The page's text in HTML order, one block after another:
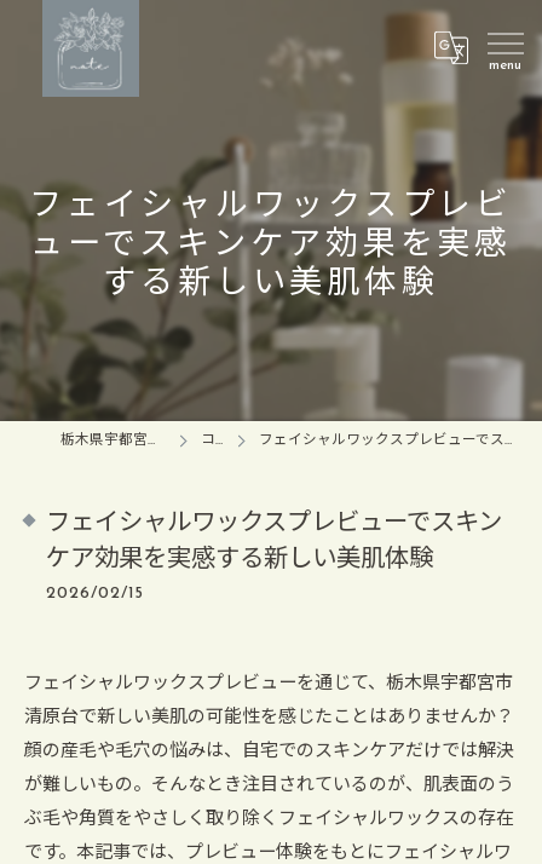
フェイシャルワックスプレビ
ューでスキンケア効果を実感
する新しい美肌体験
栃木県宇都宮のマツパならnote コラム フェイシャルワックスプレビューでスキンケア効果を実感する新しい美肌体験
フェイシャルワックスプレビューでスキン
ケア効果を実感する新しい美肌体験
2026/02/15
フェイシャルワックスプレビューを通じて、栃木県宇都宮市
清原台で新しい美肌の可能性を感じたことはありませんか？
顔の産毛や毛穴の悩みは、自宅でのスキンケアだけでは解決
が難しいもの。そんなとき注目されているのが、肌表面のう
ぶ毛や角質をやさしく取り除くフェイシャルワックスの存在
です。本記事では、プレビュー体験をもとにフェイシャルワ